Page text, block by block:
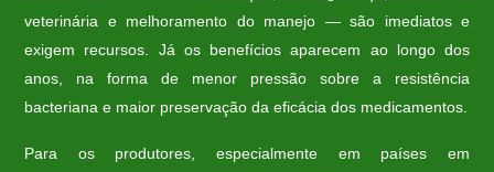
veterinária e melhoramento do manejo — são imediatos e
exigem recursos. Já os benefícios aparecem ao longo dos
anos, na forma de menor pressão sobre a resistência
bacteriana e maior preservação da eficácia dos medicamentos.
Para os produtores, especialmente em países em